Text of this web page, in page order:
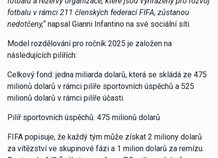
fotbalu v rámci 211 členských federací FIFA, zůstanou
nedotčeny,“napsal Gianni Infantino na své sociální síti.
Model rozdělování pro ročník 2025 je založen na
následujících pilířích:
Celkový fond: jedna miliarda dolarů, která se skládá ze 475
milionů dolarů v rámci pilíře sportovních úspěchů a 525
milionů dolarů v rámci pilíře účasti.
Pilíř sportovních úspěchů: 475 milionů dolarů
FIFA popisuje, že každý tým může získat 2 miliony dolarů
za vítězství ve skupinové fázi a 1 milion dolarů za remízu.